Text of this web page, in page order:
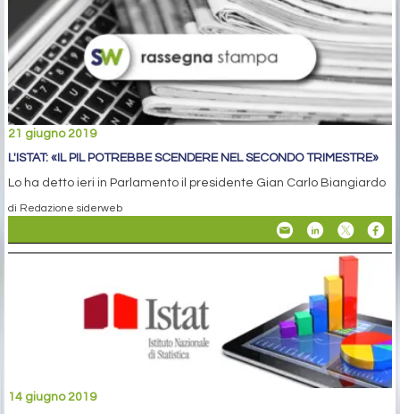
21 giugno 2019
L'ISTAT: «IL PIL POTREBBE SCENDERE NEL SECONDO TRIMESTRE»
Lo ha detto ieri in Parlamento il presidente Gian Carlo Biangiardo
di Redazione siderweb
14 giugno 2019